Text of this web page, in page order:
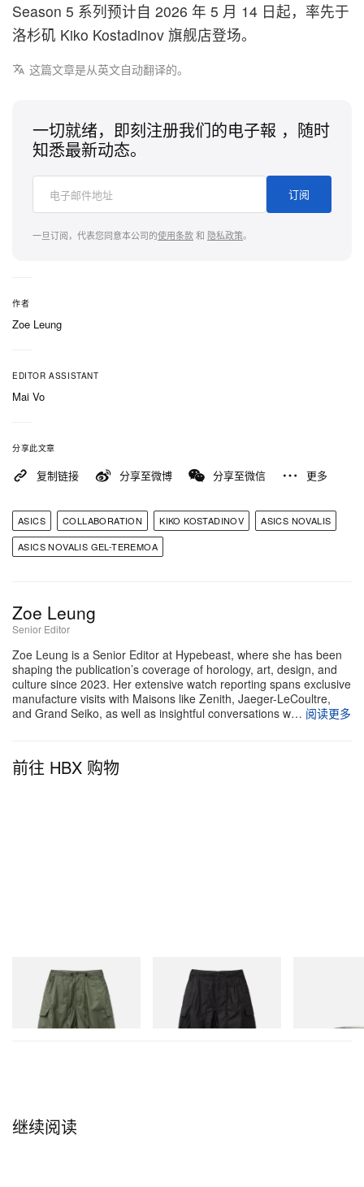
Season 5 系列预计自 2026 年 5 月 14 日起，率先于
洛杉矶 Kiko Kostadinov 旗舰店登场。
这篇文章是从英文自动翻译的。
一切就绪，即刻注册我们的电子報 ，随时
知悉最新动态。
订阅
一旦订阅，代表您同意本公司的使用条款和 隐私政策。
作者
Zoe Leung
EDITOR ASSISTANT
Mai Vo
分享此文章
复制链接 分享至微博 分享至微信 更多
ASICS COLLABORATION KIKO KOSTADINOV
ASICS NOVALIS
ASICS NOVALIS GEL-TEREMOA
Zoe Leung
Senior Editor
Zoe Leung is a Senior Editor at Hypebeast, where she has been
shaping the publication’s coverage of horology, art, design, and
culture since 2023. Her extensive watch reporting spans exclusive
manufacture visits with Maisons like Zenith, Jaeger-LeCoultre,
and Grand Seiko, as well as insightful conversations w… 阅读更多
前往 HBX 购物
Needles
H.D. Pant - BDU
立刻购入
Needles
H.D. Pant - BDU
立刻购入
继续阅读